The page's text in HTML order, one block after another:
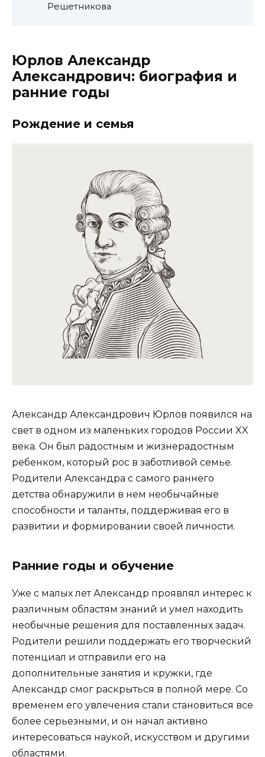
Решетникова
Юрлов Александр
Александрович: биография и
ранние годы
Рождение и семья
Александр Александрович Юрлов появился на
свет в одном из маленьких городов России XX
века. Он был радостным и жизнерадостным
ребенком, который рос в заботливой семье.
Родители Александра с самого раннего
детства обнаружили в нем необычайные
способности и таланты, поддерживая его в
развитии и формировании своей личности.
Ранние годы и обучение
Уже с малых лет Александр проявлял интерес к
различным областям знаний и умел находить
необычные решения для поставленных задач.
Родители решили поддержать его творческий
потенциал и отправили его на
дополнительные занятия и кружки, где
Александр смог раскрыться в полной мере. Со
временем его увлечения стали становиться все
более серьезными, и он начал активно
интересоваться наукой, искусством и другими
областями.